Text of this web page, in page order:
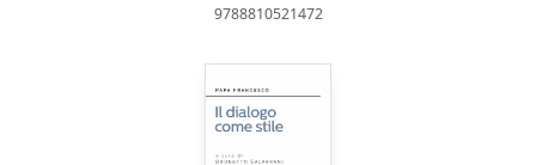
9788810521472